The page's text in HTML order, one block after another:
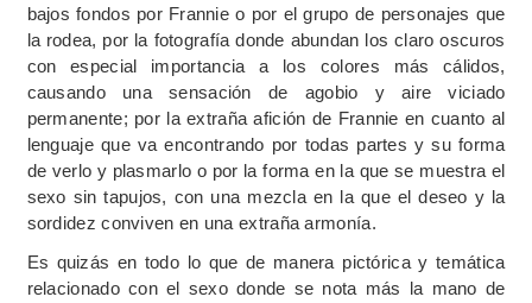
bajos fondos por Frannie o por el grupo de personajes que
la rodea, por la fotografía donde abundan los claro oscuros
con especial importancia a los colores más cálidos,
causando una sensación de agobio y aire viciado
permanente; por la extraña afición de Frannie en cuanto al
lenguaje que va encontrando por todas partes y su forma
de verlo y plasmarlo o por la forma en la que se muestra el
sexo sin tapujos, con una mezcla en la que el deseo y la
sordidez conviven en una extraña armonía.
Es quizás en todo lo que de manera pictórica y temática
relacionado con el sexo donde se nota más la mano de